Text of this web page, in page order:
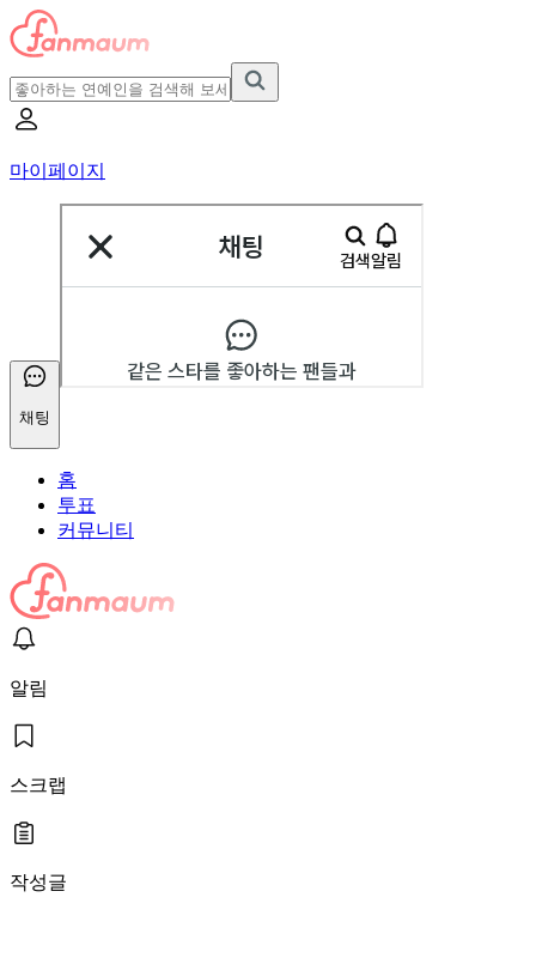
마이페이지
채팅
홈
투표
커뮤니티
알림
스크랩
작성글